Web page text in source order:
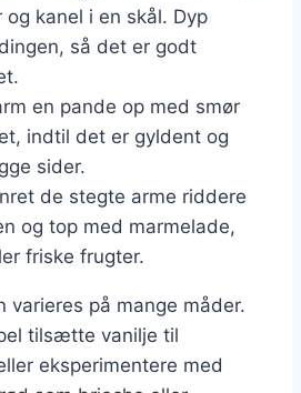
kanel i en skål. Dyp
så det er godt
en pande op med smør
indtil det er gyldent og
sider.
de stegte arme riddere
og top med marmelade,
friske frugter.
varieres på mange måder.
tilsætte vanilje til
eksperimentere med